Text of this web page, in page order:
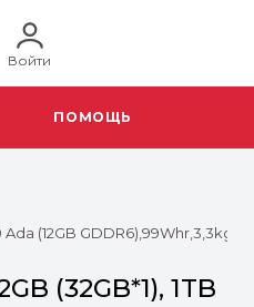
Войти
ПОМОЩЬ
Ada (12GB
(32GB*1), 1TB